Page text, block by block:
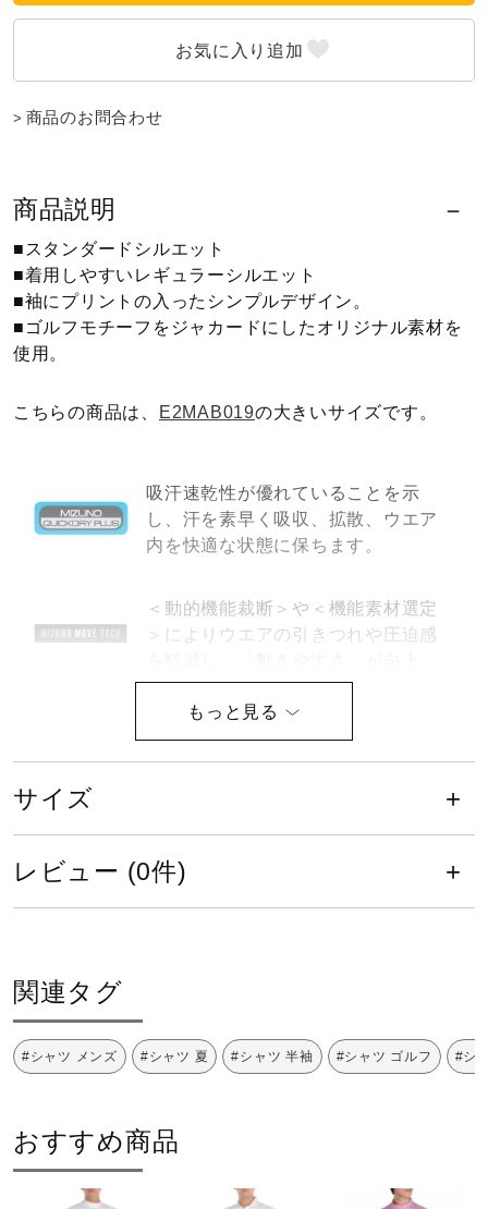
健康／エクササイズ
コラボ／ライセンス
セール
その他
サポート
商品のお問合わせ
商品説明
■スタンダードシルエット
■着用しやすいレギュラーシルエット
■袖にプリントの入ったシンプルデザイン。
■ゴルフモチーフをジャカードにしたオリジナル素材を
使用。
こちらの商品は、 E2MAB019の大きいサイズです。
吸汗速乾性が優れていることを示
し、汗を素早く吸収、拡散、ウエア
内を快適な状態に保ちます。
＜動的機能裁断＞や＜機能素材選定
＞によりウエアの引きつれや圧迫感
3L、4L、5L、6L
01：ホワイト
23：ブリスフールブルー
素材
フライス：ポリエステル100%
サイズ
レビュー (0件)
関連タグ
#シャツ メンズ #シャツ 夏 #シャツ 半袖 #シャツ ゴルフ #シ
おすすめ商品